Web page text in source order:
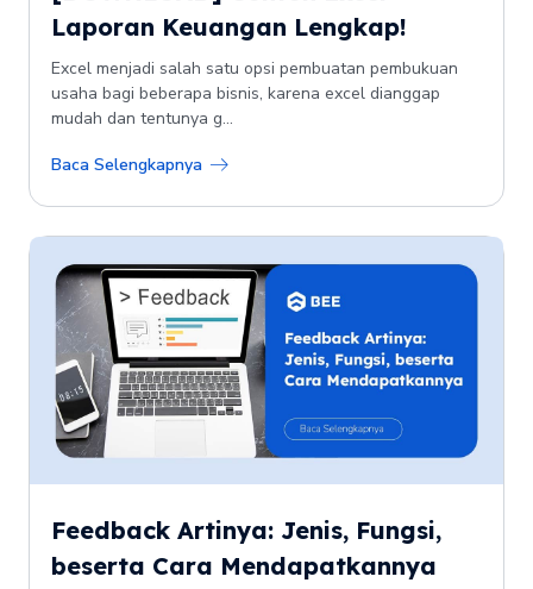
Laporan Keuangan Lengkap!
Excel menjadi salah satu opsi pembuatan pembukuan
usaha bagi beberapa bisnis, karena excel dianggap
mudah dan tentunya g...
Baca Selengkapnya
Feedback Artinya: Jenis, Fungsi,
beserta Cara Mendapatkannya